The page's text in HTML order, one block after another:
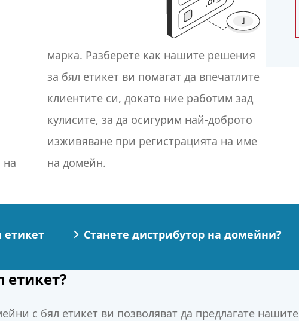
на
марка. Разберете как нашите решения
за бял етикет ви помагат да впечатлите
клиентите си, докато ние работим зад
кулисите, за да осигурим най-доброто
на домейн.
етикет Станете дистрибутор на домейни?
етикет?
с бял етикет ви позволяват да предлагате нашите